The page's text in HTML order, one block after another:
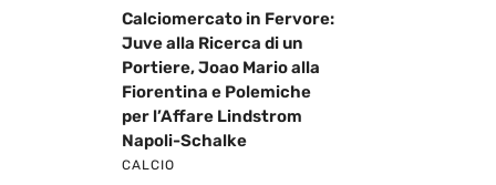
Calciomercato in Fervore:
Juve alla Ricerca di un
Portiere, Joao Mario alla
Fiorentina e Polemiche
per l’Affare Lindstrom
Napoli-Schalke
CALCIO